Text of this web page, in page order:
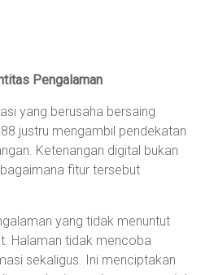
Pengalaman
yang berusaha bersaing
justru mengambil pendekatan
Ketenangan digital bukan
fitur tersebut
yang tidak menuntut
Halaman tidak mencoba
sekaligus. Ini menciptakan